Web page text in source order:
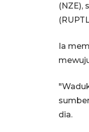
(NZE),
Ia
dia.